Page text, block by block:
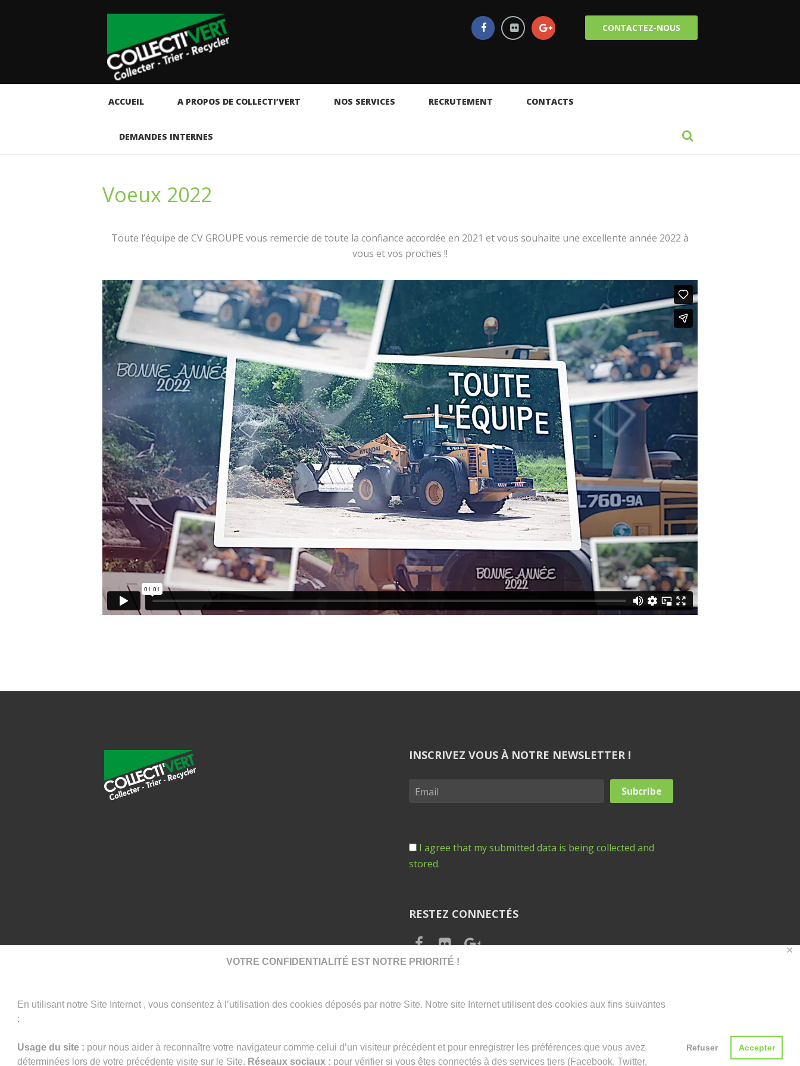
VOTRE CONFIDENTIALITÉ EST NOTRE PRIORITÉ !
En utilisant notre Site Internet , vous consentez à l’utilisation des cookies déposés par notre Site. Notre site Internet utilisent des cookies aux fins suivantes
:
Usage du site : pour nous aider à reconnaître votre navigateur comme celui d’un visiteur précédent et pour enregistrer les préférences que vous avez
déterminées lors de votre précédente visite sur le Site. Réseaux sociaux : pour vérifier si vous êtes connectés à des services tiers (Facebook, Twitter,
Refuser Accepter
✕
CONTACTEZ-NOUS
ACCUEIL A PROPOS DE COLLECTI’VERT NOS SERVICES RECRUTEMENT CONTACTS
DEMANDES INTERNES
Voeux 2022
Toute l’équipe de CV GROUPE vous remercie de toute la confiance accordée en 2021 et vous souhaite une excellente année 2022 à
vous et vos proches !!
INSCRIVEZ VOUS À NOTRE NEWSLETTER !
I agree that my submitted data is being collected and
stored.
RESTEZ CONNECTÉS